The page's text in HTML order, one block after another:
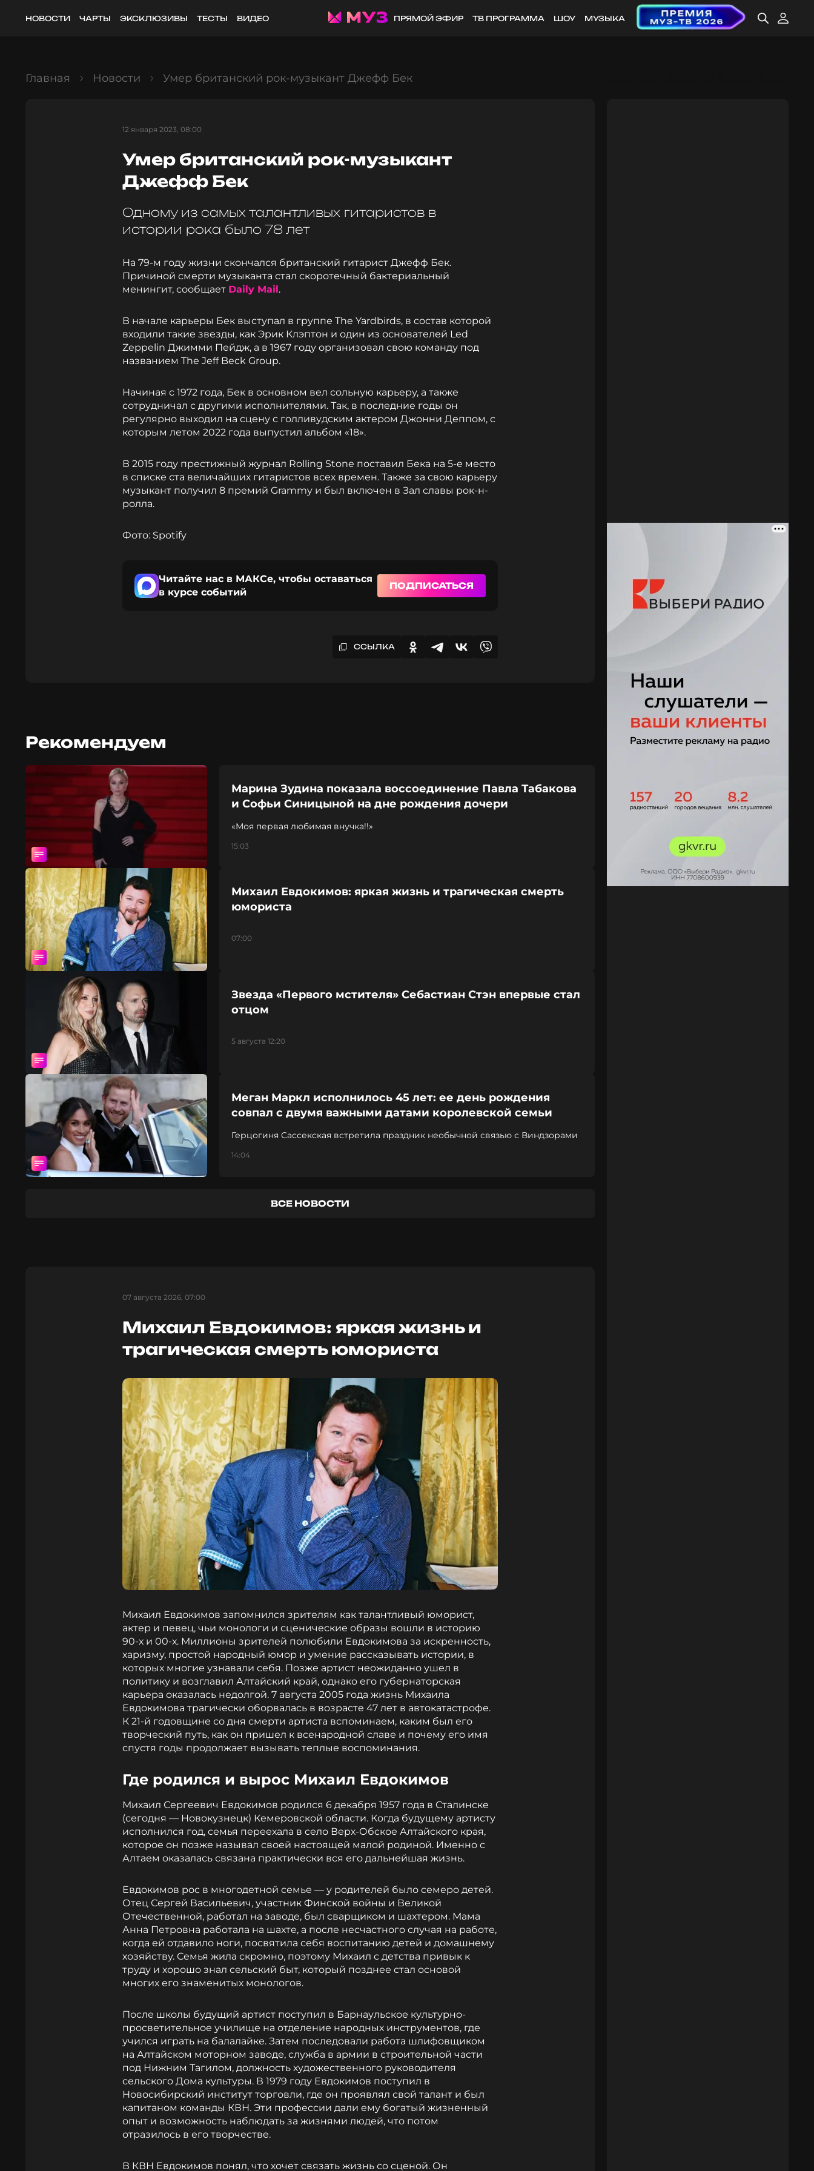
НОВОСТИ ЧАРТЫ ЭКСКЛЮЗИВЫ ТЕСТЫ ВИДЕО ПРЯМОЙ ЭФИР ТВ ПРОГРАММА ШОУ МУЗЫКА
Главная Новости Умер британский рок-музыкант Джефф Бек
12 января 2023, 08:00
Умер британский рок-музыкант
Джефф Бек
Одному из самых талантливых гитаристов в
истории рока было 78 лет
На 79-м году жизни скончался британский гитарист Джефф Бек.
Причиной смерти музыканта стал скоротечный бактериальный
менингит, сообщает Daily Mail.
В начале карьеры Бек выступал в группе The Yardbirds, в состав которой
входили такие звезды, как Эрик Клэптон и один из основателей Led
Zeppelin Джимми Пейдж, а в 1967 году организовал свою команду под
названием The Jeff Beck Group.
Начиная с 1972 года, Бек в основном вел сольную карьеру, а также
сотрудничал с другими исполнителями. Так, в последние годы он
регулярно выходил на сцену с голливудским актером Джонни Деппом, с
которым летом 2022 года выпустил альбом «18».
В 2015 году престижный журнал Rolling Stone поставил Бека на 5-е место
в списке ста величайших гитаристов всех времен. Также за свою карьеру
музыкант получил 8 премий Grammy и был включен в Зал славы рок-н-
ролла.
Фото: Spotify
Читайте нас в МАКСе, чтобы оставаться
в курсе событий
ПОДПИСАТЬСЯ
ССЫЛКА
Рекомендуем
Марина Зудина показала воссоединение Павла Табакова
и Софьи Синицыной на дне рождения дочери
«Моя первая любимая внучка!!»
15:03
Михаил Евдокимов: яркая жизнь и трагическая смерть
юмориста
07:00
Звезда «Первого мстителя» Себастиан Стэн впервые стал
отцом
5 августа 12:20
Меган Маркл исполнилось 45 лет: ее день рождения
совпал с двумя важными датами королевской семьи
Герцогиня Сассекская встретила праздник необычной связью с Виндзорами
14:04
ВСЕ НОВОСТИ
07 августа 2026, 07:00
Михаил Евдокимов: яркая жизнь и
трагическая смерть юмориста
Михаил Евдокимов запомнился зрителям как талантливый юморист,
актер и певец, чьи монологи и сценические образы вошли в историю
90-х и 00-х. Миллионы зрителей полюбили Евдокимова за искренность,
харизму, простой народный юмор и умение рассказывать истории, в
которых многие узнавали себя. Позже артист неожиданно ушел в
политику и возглавил Алтайский край, однако его губернаторская
карьера оказалась недолгой. 7 августа 2005 года жизнь Михаила
Евдокимова трагически оборвалась в возрасте 47 лет в автокатастрофе.
К 21-й годовщине со дня смерти артиста вспоминаем, каким был его
творческий путь, как он пришел к всенародной славе и почему его имя
спустя годы продолжает вызывать теплые воспоминания.
Где родился и вырос Михаил Евдокимов
Михаил Сергеевич Евдокимов родился 6 декабря 1957 года в Сталинске
(сегодня — Новокузнецк) Кемеровской области. Когда будущему артисту
исполнился год, семья переехала в село Верх-Обское Алтайского края,
которое он позже называл своей настоящей малой родиной. Именно с
Алтаем оказалась связана практически вся его дальнейшая жизнь.
Евдокимов рос в многодетной семье — у родителей было семеро детей.
Отец Сергей Васильевич, участник Финской войны и Великой
Отечественной, работал на заводе, был сварщиком и шахтером. Мама
Анна Петровна работала на шахте, а после несчастного случая на работе,
когда ей отдавило ноги, посвятила себя воспитанию детей и домашнему
хозяйству. Семья жила скромно, поэтому Михаил с детства привык к
труду и хорошо знал сельский быт, который позднее стал основой
многих его знаменитых монологов.
После школы будущий артист поступил в Барнаульское культурно-
просветительное училище на отделение народных инструментов, где
учился играть на балалайке. Затем последовали работа шлифовщиком
на Алтайском моторном заводе, служба в армии в строительной части
под Нижним Тагилом, должность художественного руководителя
сельского Дома культуры. В 1979 году Евдокимов поступил в
Новосибирский институт торговли, где он проявлял свой талант и был
капитаном команды КВН. Эти профессии дали ему богатый жизненный
опыт и возможность наблюдать за жизнями людей, что потом
отразилось в его творчестве.
В КВН Евдокимов понял, что хочет связать жизнь со сценой. Он